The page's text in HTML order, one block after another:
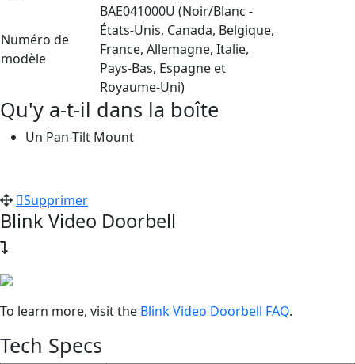
Numéro de
modèle
BAE041000U (Noir/Blanc -
États-Unis, Canada, Belgique,
France, Allemagne, Italie,
Pays-Bas, Espagne et
Royaume-Uni)
Qu'y a-t-il dans la boîte
Un Pan-Tilt Mount
Supprimer
Blink Video Doorbell
To learn more, visit the Blink Video Doorbell FAQ‍.
Tech Specs